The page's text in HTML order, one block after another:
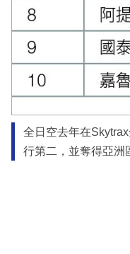
全日空去年在
行第二，並奪得亞洲